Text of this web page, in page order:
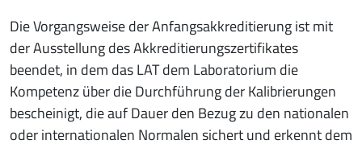
Die Vorgangsweise der Anfangsakkreditierung ist mit
der Ausstellung des Akkreditierungszertifikates
beendet, in dem das LAT dem Laboratorium die
Kompetenz über die Durchführung der Kalibrierungen
bescheinigt, die auf Dauer den Bezug zu den nationalen
oder internationalen Normalen sichert und erkennt dem